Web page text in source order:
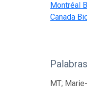
Montréal
Canada
MT;